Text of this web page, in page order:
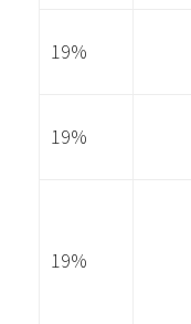
19%
19%
19%